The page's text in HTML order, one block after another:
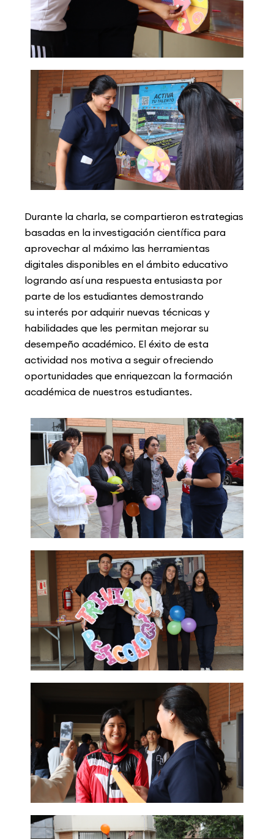
Durante la charla, se compartieron estrategias
basadas en la investigación científica para
aprovechar al máximo las herramientas
digitales disponibles en el ámbito educativo
logrando así una respuesta entusiasta por
parte de los estudiantes demostrando
su interés por adquirir nuevas técnicas y
habilidades que les permitan mejorar su
desempeño académico. El éxito de esta
actividad nos motiva a seguir ofreciendo
oportunidades que enriquezcan la formación
académica de nuestros estudiantes.